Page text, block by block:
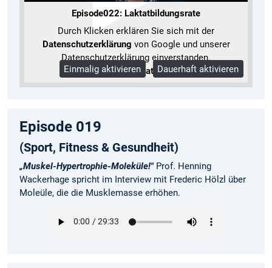
Episode022: Laktatbildungsrate
Durch Klicken erklären Sie sich mit der
Datenschutzerklärung von Google und unserer
Datenschutzerklärung einverstanden.
Mehr Informationen
Einmalig aktivieren Dauerhaft aktivieren
Episode 019
(Sport, Fitness & Gesundheit)
„Muskel-Hypertrophie-Moleküle!" Prof. Henning
Wackerhage spricht im Interview mit Frederic Hölzl über
Moleüle, die die Musklemasse erhöhen.